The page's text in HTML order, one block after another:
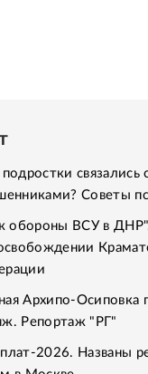
связались
Советы
обороны ВСУ в
Архипо-Осиповка
Репортаж "РГ"
2026. Названы